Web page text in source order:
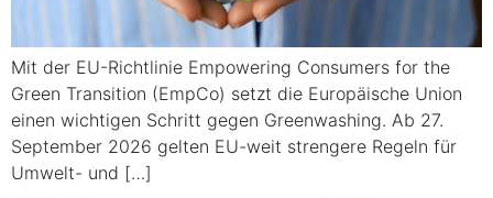
Mit der EU-Richtlinie Empowering Consumers for the
Green Transition (EmpCo) setzt die Europäische Union
einen wichtigen Schritt gegen Greenwashing. Ab 27.
September 2026 gelten EU-weit strengere Regeln für
Umwelt- und […]